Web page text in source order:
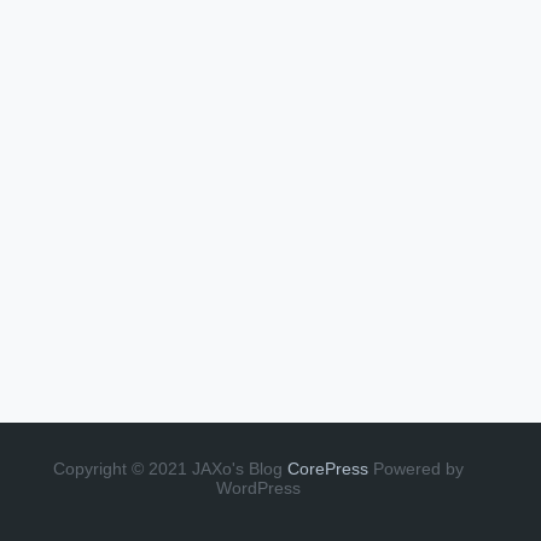
Copyright © 2021 JAXo's Blog CorePress Powered by
WordPress